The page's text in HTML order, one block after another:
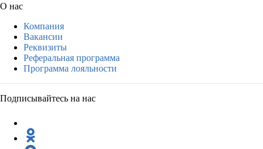
О нас
Компания
Вакансии
Реквизиты
Реферальная программа
Программа лояльности
Подписывайтесь на нас